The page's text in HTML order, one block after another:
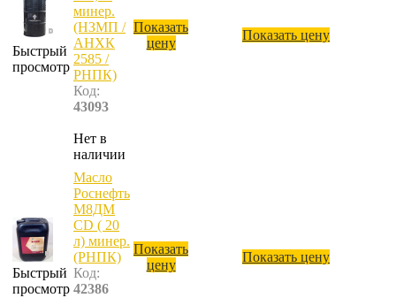
Быстрый
просмотр
минер.
(НЗМП /
АНХК
2585 /
РНПК)
Код:
43093
Нет в
наличии
Показать
цену
Показать цену
Быстрый
просмотр
Масло
Роснефть
М8ДМ
CD ( 20
л) минер.
(РНПК)
Код:
42386
Показать
цену
Показать цену